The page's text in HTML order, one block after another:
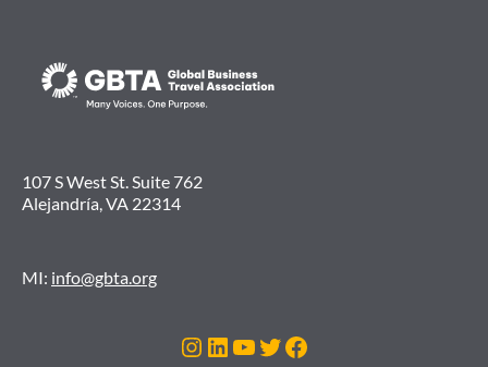
107 S West St. Suite 762
Alejandría, VA 22314
MI: info@gbta.org
Instagram
LinkedIn
YouTube
Twitter
Facebook